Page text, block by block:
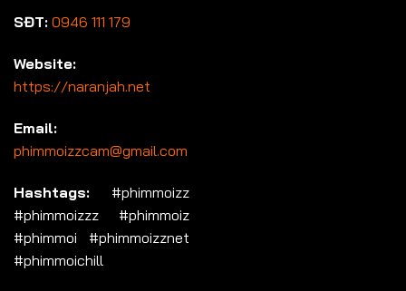
SĐT: 0946 111 179
Website:
https://naranjah.net
Email:
phimmoizzcam@gmail.com
Hashtags: #phimmoizz
#phimmoizzz #phimmoiz
#phimmoi #phimmoizznet
#phimmoichill